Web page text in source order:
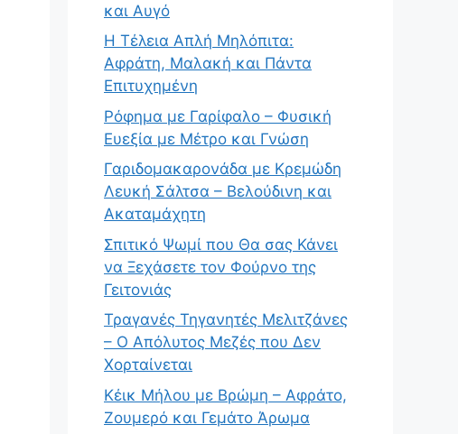
και Αυγό
Η Τέλεια Απλή Μηλόπιτα:
Αφράτη, Μαλακή και Πάντα
Επιτυχημένη
Ρόφημα με Γαρίφαλο – Φυσική
Ευεξία με Μέτρο και Γνώση
Γαριδομακαρονάδα με Κρεμώδη
Λευκή Σάλτσα – Βελούδινη και
Ακαταμάχητη
Σπιτικό Ψωμί που Θα σας Κάνει
να Ξεχάσετε τον Φούρνο της
Γειτονιάς
Τραγανές Τηγανητές Μελιτζάνες
– Ο Απόλυτος Μεζές που Δεν
Χορταίνεται
Κέικ Μήλου με Βρώμη – Αφράτο,
Ζουμερό και Γεμάτο Άρωμα